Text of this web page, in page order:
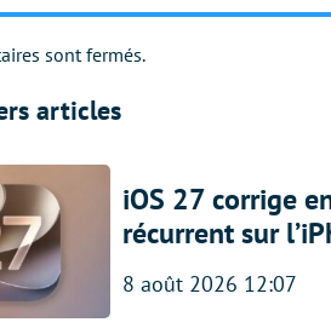
sont fermés.
articles
iOS 27 corrige
récurrent sur
8 août 2026 12:07